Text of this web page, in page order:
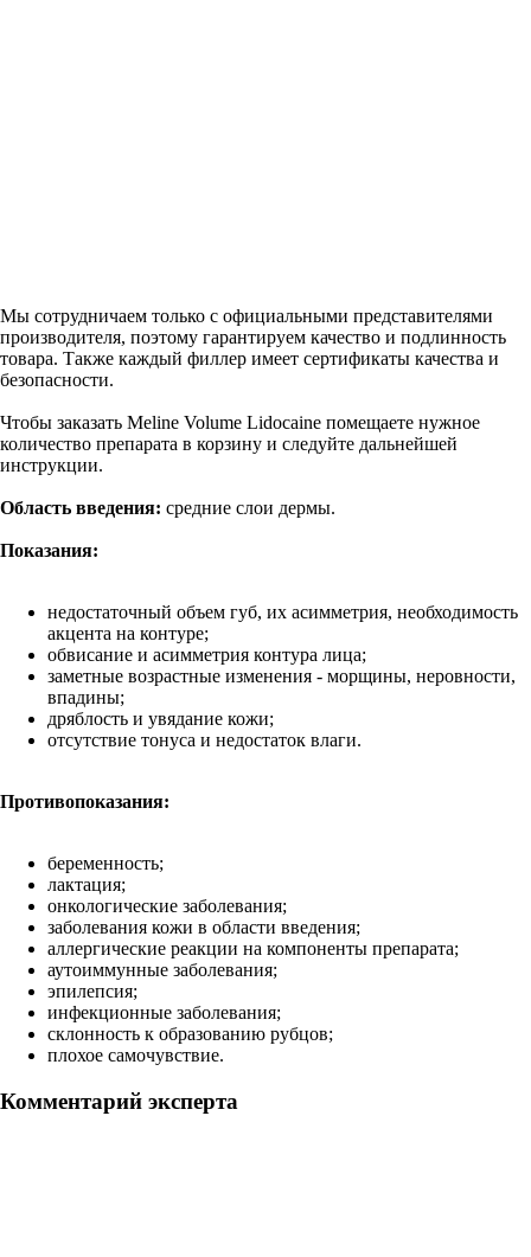
Мы сотрудничаем только с официальными представителями
производителя, поэтому гарантируем качество и подлинность
товара. Также каждый филлер имеет сертификаты качества и
безопасности.
Чтобы заказать Meline Volume Lidocaine помещаете нужное
количество препарата в корзину и следуйте дальнейшей
инструкции.
Область введения: средние слои дермы.
Показания:
недостаточный объем губ, их асимметрия, необходимость
акцента на контуре;
обвисание и асимметрия контура лица;
заметные возрастные изменения - морщины, неровности,
впадины;
дряблость и увядание кожи;
отсутствие тонуса и недостаток влаги.
Противопоказания:
беременность;
лактация;
онкологические заболевания;
заболевания кожи в области введения;
аллергические реакции на компоненты препарата;
аутоиммунные заболевания;
эпилепсия;
инфекционные заболевания;
склонность к образованию рубцов;
плохое самочувствие.
Комментарий эксперта